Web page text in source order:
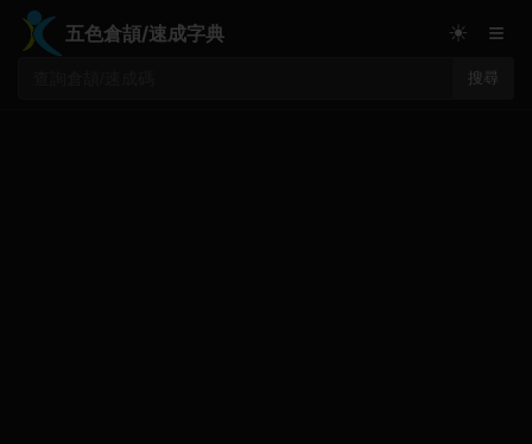
五色倉頡/速成字典
搜尋
☀ ≡